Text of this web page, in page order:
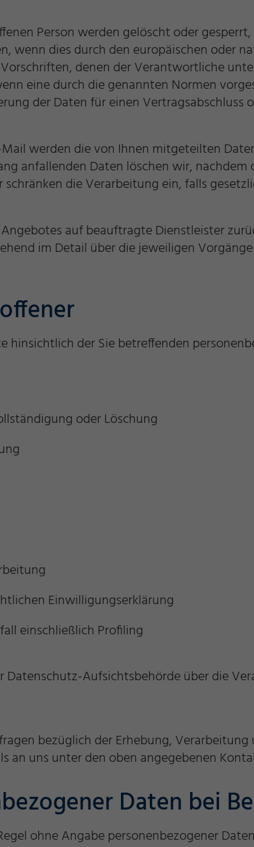
Person werden gelöscht oder
wenn dies durch den europäischen oder
denen der Verantwortliche
eine durch die genannten Normen
der Daten für einen Vertragsabschluss
werden die von Ihnen mitgeteilten
anfallenden Daten löschen wir,
die Verarbeitung ein, falls
auf beauftragte Dienstleister
im Detail über die jeweiligen
hinsichtlich der Sie betreffenden
oder Löschung
Einwilligungserklärung
einschließlich Profiling
Datenschutz-Aufsichtsbehörde über die
bezüglich der Erhebung,
an uns unter den oben angegebenen
Daten bei
ohne Angabe personenbezogener